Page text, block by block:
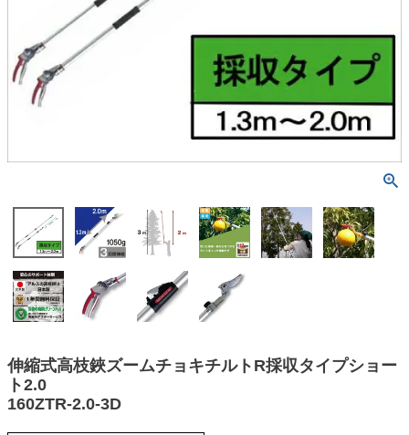
伸縮式高枝鋏ズームチョキチルトR採収タイプショー
ト2.0
160ZTR-2.0-3D